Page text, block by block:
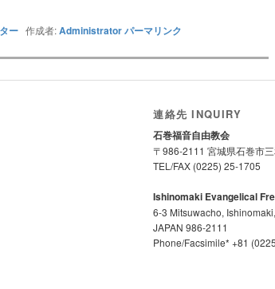
ー 作成者:Administratorパーマリンク
連絡先 INQUIRY
石巻福音自由教会
〒986-2111 宮城県石巻市
TEL/FAX (0225) 25-1705
Ishinomaki Evangelical
6-3 Mitsuwacho,
JAPAN 986-2111
Phone/Facsimile* +81